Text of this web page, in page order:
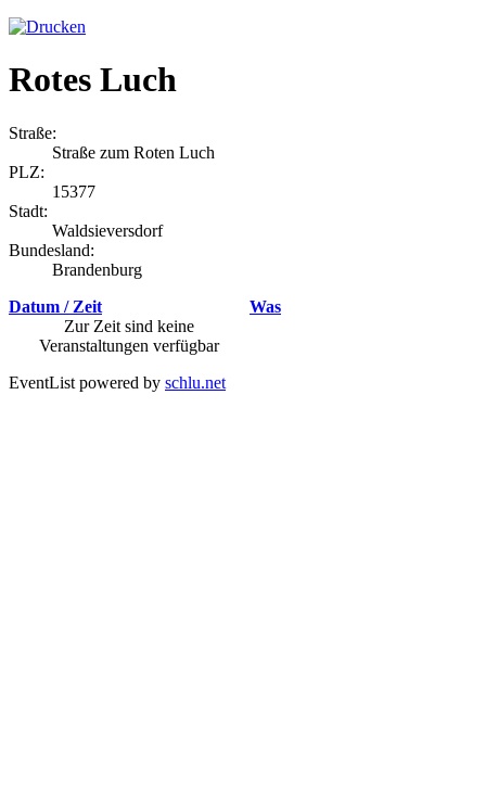
Rotes Luch
Straße:
Straße zum Roten Luch
PLZ:
15377
Stadt:
Waldsieversdorf
Bundesland:
Brandenburg
Datum / Zeit
Was
Zur Zeit sind keine
Veranstaltungen verfügbar
EventList powered by schlu.net